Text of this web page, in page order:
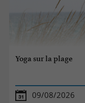
Yoga sur la plage
09/08/2026